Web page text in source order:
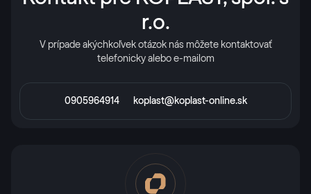
r.o.
V prípade akýchkoľvek otázok nás môžete kontaktovať
telefonicky alebo e-mailom
0905964914 koplast@koplast-online.sk